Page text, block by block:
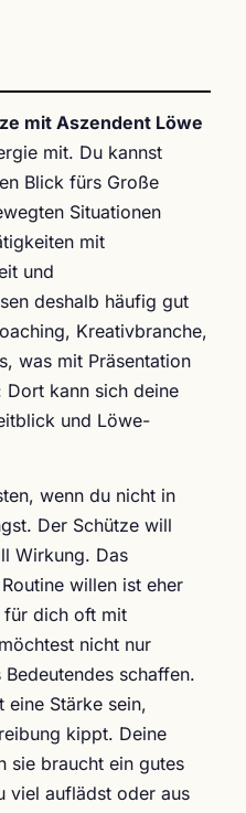
mit Aszendent Löwe
mit. Du kannst
Blick fürs Große
Situationen
mit
und
deshalb häufig gut
Kreativbranche,
was mit Präsentation
Dort kann sich deine
und Löwe-
wenn du nicht in
Der Schütze will
Wirkung. Das
willen ist eher
für dich oft mit
nicht nur
schaffen.
eine Stärke sein,
kippt. Deine
sie braucht ein gutes
viel auflädst oder aus